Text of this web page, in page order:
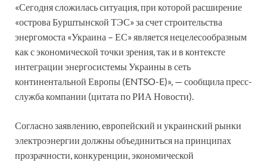
«Сегодня сложилась ситуация, при которой расширение
«острова Бурштынской ТЭС» за счет строительства
энергомоста «Украина – ЕС» является нецелесообразным
как с экономической точки зрения, так и в контексте
интеграции энергосистемы Украины в сеть
континентальной Европы (ENTSO-E)», — сообщила пресс-
служба компании (цитата по РИА Новости).
Согласно заявлению, европейский и украинский рынки
электроэнергии должны объединиться на принципах
прозрачности, конкуренции, экономической